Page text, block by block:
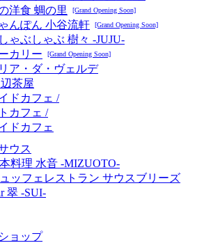
洋食 蜩の里
[Grand Opening Soon]
んぽん 小谷流軒 [Grand Opening Soon]
ゃぶしゃぶ 樹々 -JUJU-
カリー
[Grand Opening Soon]
ア・ダ・ヴェルデ
茶屋
ドカフェ /
カフェ /
ドカフェ
ウス
料理 水音 -MIZUOTO-
ッフェレストラン サウスブリーズ
翠 -SUI-
ョップ